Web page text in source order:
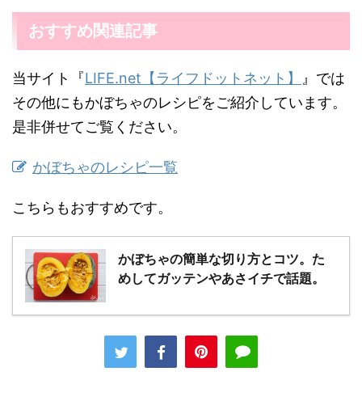
おすすめ関連記事
当サイト『LIFE.net【ライフドットネット】
』では
その他にもかぼちゃのレシピをご紹介しています。
是非併せてご覧ください。
かぼちゃのレシピ一覧
こちらもおすすめです。
かぼちゃの簡単な切り方とコツ。た
めしてガッテンやあさイチで話題。